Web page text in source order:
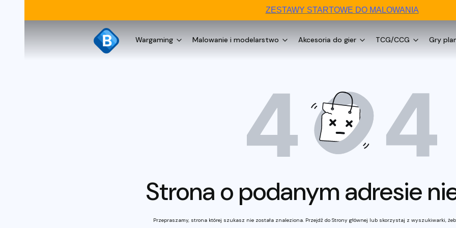
ZESTAWY STARTOWE DO MALOWANIA
Wargaming Malowanie i modelarstwo Akcesoria do gier TCG/CCG Gry
Strona o podanym adresie
Przepraszamy, strona której szukasz nie została znaleziona. Przejdź do Strony głównej lub skorzystaj z wyszukiwarki,